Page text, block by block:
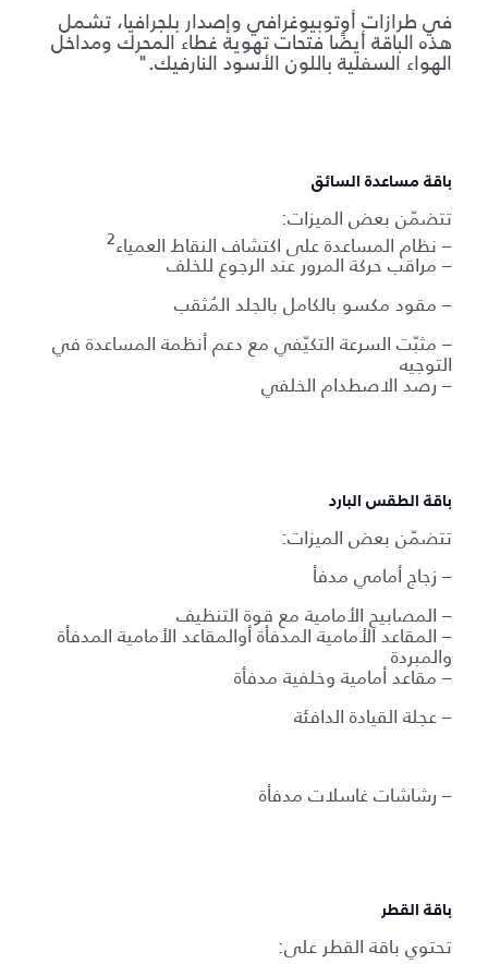
في طرازات أوتوبيوغرافي وإصدار بلجرافيا، تشمل
هذه الباقة أيضًا فتحات تهوية غطاء المحرك ومداخل
الهواء السفلية باللون الأسود النارفيك."
باقة مساعدة السائق
تتضمّن بعض الميزات:
– نظام المساعدة على اكتشاف النقاط العمياء2
– مراقب حركة المرور عند الرجوع للخلف
– مقود مكسو بالكامل بالجلد المُثقب
– مثبّت السرعة التكيّفي مع دعم أنظمة المساعدة في
التوجيه
– رصد الاصطدام الخلفي
باقة الطقس البارد
تتضمّن بعض الميزات:
– زجاج أمامي مدفأ
– المصابيح الأمامية مع قوة التنظيف
– المقاعد الأمامية المدفأة أوالمقاعد الأمامية المدفأة
والمبردة
– مقاعد أمامية وخلفية مدفأة
– عجلة القيادة الدافئة
– رشاشات غاسلات مدفأة
باقة القطر
تحتوي باقة القطر على: